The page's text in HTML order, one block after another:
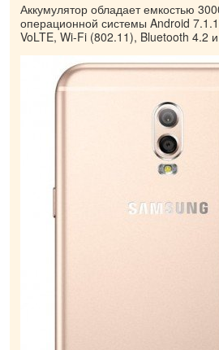
Аккумулятор обладает емкостью
операционной системы Android
VoLTE, Wi-Fi (802.11), Bluetooth 4.2